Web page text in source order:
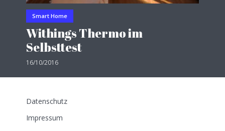
Smart Home
Withings Thermo im
Selbsttest
16/10/2016
Datenschutz
Impressum